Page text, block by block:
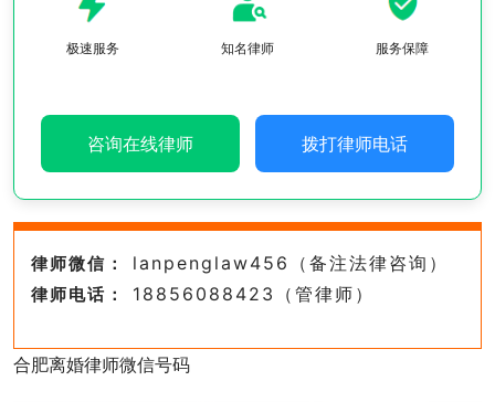
极速服务 知名律师 服务保障
咨询在线律师 拨打律师电话
律师微信： lanpenglaw456（备注法律咨询）
律师电话： 18856088423（管律师）
合肥离婚律师微信号码